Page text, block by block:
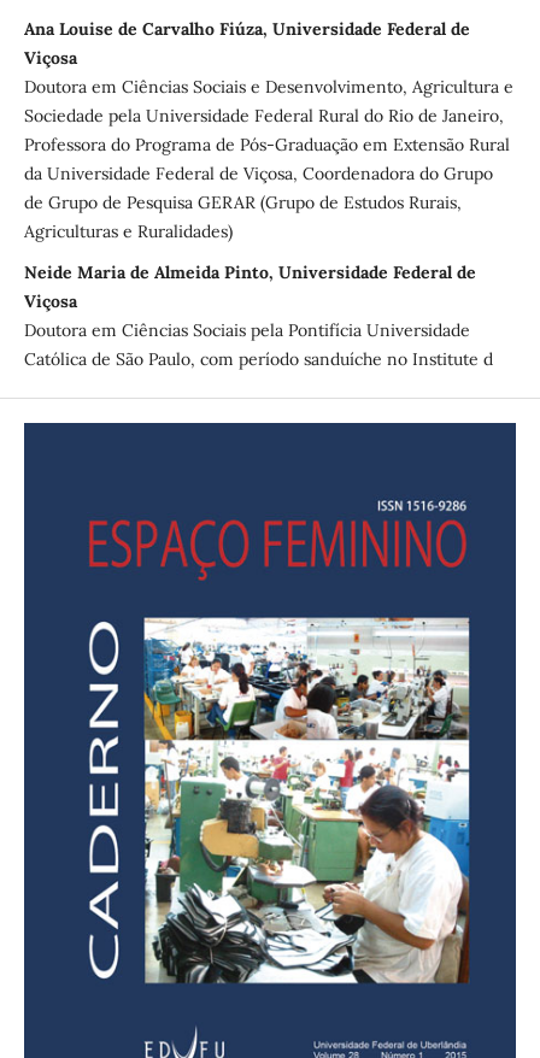
Ana Louise de Carvalho Fiúza, Universidade Federal de
Viçosa
Doutora em Ciências Sociais e Desenvolvimento, Agricultura e
Sociedade pela Universidade Federal Rural do Rio de Janeiro,
Professora do Programa de Pós-Graduação em Extensão Rural
da Universidade Federal de Viçosa, Coordenadora do Grupo
de Grupo de Pesquisa GERAR (Grupo de Estudos Rurais,
Agriculturas e Ruralidades)
Neide Maria de Almeida Pinto, Universidade Federal de
Viçosa
Doutora em Ciências Sociais pela Pontifícia Universidade
Católica de São Paulo, com período sanduíche no Institute d